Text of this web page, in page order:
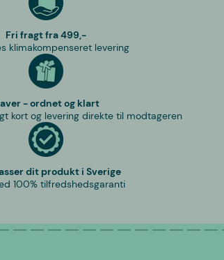
Fri fragt fra 499,-
klimakompenseret levering
- ordnet og klart
kort og levering direkte til modtageren
dit produkt i Sverige
100% tilfredshedsgaranti